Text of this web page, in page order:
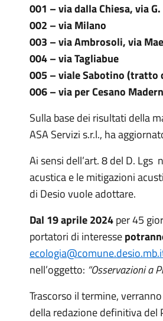
001 – via dalla Chiesa, via
002 – via Milano
003 – via Ambrosoli, via
004 – via Tagliabue
005 – viale Sabotino (tratto
006 – via per Cesano
Sulla base dei risultati della
ASA Servizi s.r.l., ha
Ai sensi dell’art. 8 del D.
acustica e le mitigazioni
di Desio vuole adottare.
Dal 19 aprile 2024per 45
portatori di interesse
nell’oggetto: “Osservazioni a
Trascorso il termine,
della redazione definitiva del